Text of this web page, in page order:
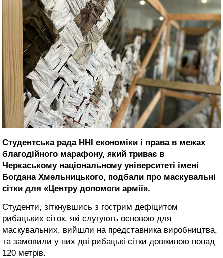
Студентська рада ННІ економіки і права в межах
благодійного марафону, який триває в
Черкаському національному університеті імені
Богдана Хмельницького, подбали про маскувальні
сітки для «Центру допомоги армії».
Студенти, зіткнувшись з гострим дефіцитом
рибацьких сіток, які слугують основою для
маскувальних, вийшли на представника виробництва,
та замовили у них дві рибацькі сітки довжиною понад
120 метрів.